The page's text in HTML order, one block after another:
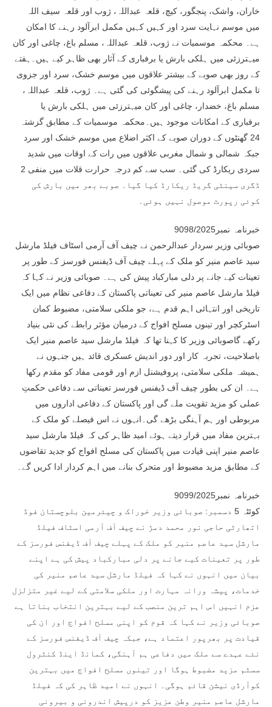
خاران، واشک، پنجگور، کیچ، قلعہ عبداللہ، ژوب اور قلعہ سیف اللہ
میں موسم نہایت سرد اور کہیں کہیں مکمل ابرآلود رہنے کا امکان
ہے۔ محکمہ موسمیات نے ژوب، قلعہ عبداللہ، مسلم باغ، چاغی اور کان
میہترزئی میں ہلکی بارش یا برفباری کے آثار بھی ظاہر کیے ہیں۔ہفتے
کے روز بھی صوبے کے بیشتر علاقوں میں موسم خشک، سرد اور جزوی
تا مکمل ابرآلود رہنے کی پیشگوئی کی گئی ہے۔ ژوب، قلعہ عبداللہ،
مسلم باغ، خضدار، چاغی اور کان میہترزئی میں ہلکی بارش یا
برفباری کے امکانات موجود ہیں۔محکمہ موسمیات کے مطابق گزشتہ
24 گھنٹوں کے دوران صوبے کے اکثر اضلاع میں موسم خشک اور سرد
جبکہ شمالی و شمال مغربی علاقوں میں رات کے اوقات میں شدید
سردی ریکارڈ کی گئی۔ سب سے کم درجہ حرارت قلات میں منفی 2
ڈگری سینٹی گریڈ ریکارڈ کیا گیا۔ صوبے بھر میں بارش کی
کوئی رپورٹ موصول نہیں ہوئی۔
خبرنامہ نمبر9098/2025
صوبائی وزیر سردار عبدالرحمن نے چیف آف آرمی اسٹاف فیلڈ مارشل
سید عاصم منیر کو ملک کے پہلے چیف آف ڈیفنس فورسز کے طور پر
تعینات کیے جانے پر دلی مبارکباد پیش کی ہے۔ صوبائی وزیر نے کہا کہ
فیلڈ مارشل عاصم منیر کی تعیناتی پاکستان کے دفاعی نظام میں ایک
تاریخی اور انتہائی اہم قدم ہے، جو ملکی سلامتی، مضبوط کمان
اسٹرکچر اور تینوں مسلح افواج کے درمیان مؤثر رابطے کی نئی بنیاد
رکھے گاصوبائی وزیر کا کہنا تھا کہ فیلڈ مارشل سید عاصم منیر ایک
باصلاحیت، تجربہ کار اور دور اندیش عسکری قائد ہیں جنہوں نے
ہمیشہ ملکی سلامتی، پروفیشنل ازم اور قومی مفاد کو مقدم رکھا
ہے۔ ان کی بطور چیف آف ڈیفنس فورسز تعیناتی سے دفاعی حکمتِ
عملی کو مزید تقویت ملے گی اور پاکستان کے دفاعی اداروں میں
مربوطی اور ہم آہنگی بڑھے گی۔انہوں نے اس فیصلے کو ملک کے
بہترین مفاد میں قرار دیتے ہوئے امید ظاہر کی کہ فیلڈ مارشل سید
عاصم منیر اپنی قیادت میں پاکستان کی مسلح افواج کو جدید تقاضوں
کے مطابق مزید مضبوط اور متحرک بنانے میں اہم کردار ادا کریں گے۔
خبرنامہ نمبر9099/2025
کوئٹہ 5 دسمبر: صوبائی وزیر خوراک و چیئرمین بلوچستان فوڈ
اتھارٹی حاجی نور محمد دمڑ نے چیف آف آرمی اسٹاف فیلڈ
مارشل سید عاصم منیر کو ملک کے پہلے چیف آف ڈیفنس فورسز کے
طور پر تعینات کیے جانے پر دلی مبارکباد پیش کی ہے اپنے
بیان میں انہوں نے کہا کہ فیلڈ مارشل سید عاصم منیر کی
خدمات، پیشہ ورانہ مہارت اور ملکی سلامتی کے لیے غیر متزلزل
عزم انہیں اس اہم ترین منصب کے لیے بہترین انتخاب بناتا ہے
صوبائی وزیر نے کہا کہ قوم کو اپنی مسلح افواج اور ان کی
قیادت پر بھرپور اعتماد ہے، جبکہ چیف آف ڈیفنس فورسز کے
نئے عہدے سے ملک میں دفاعی ہم آہنگی، کمانڈ اینڈ کنٹرول
سسٹم مزید مضبوط ہوگا اور تینوں مسلح افواج میں بہترین
کوآرڈی نیشن قائم ہوگی۔ انہوں نے امید ظاہر کی کہ فیلڈ
مارشل عاصم منیر وطن عزیز کو درپیش اندرونی و بیرونی